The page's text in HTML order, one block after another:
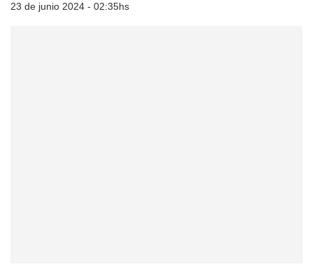
23 de junio 2024 - 02:35hs